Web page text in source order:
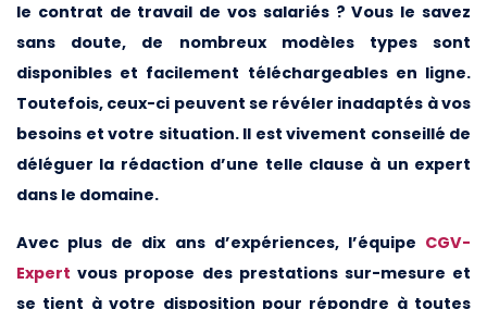
le contrat de travail de vos salariés ? Vous le savez
sans doute, de nombreux modèles types sont
disponibles et facilement téléchargeables en ligne.
Toutefois, ceux-ci peuvent se révéler inadaptés à vos
besoins et votre situation. Il est vivement conseillé de
déléguer la rédaction d’une telle clause à un expert
dans le domaine.
Avec plus de dix ans d’expériences, l’équipe CGV-
Expert vous propose des prestations sur-mesure et
se tient à votre disposition pour répondre à toutes